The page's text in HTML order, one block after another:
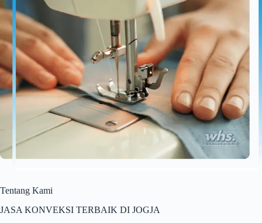
Tentang Kami
JASA KONVEKSI TERBAIK DI JOGJA